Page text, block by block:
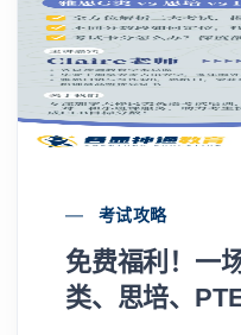
考试攻略
免费福利！一
类、思培、